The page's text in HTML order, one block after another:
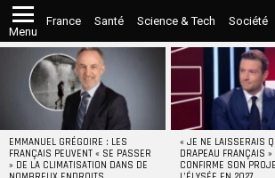
Menu
France Santé Science & Tech Société
STORIES
EMMANUEL GRÉGOIRE : LES
FRANÇAIS PEUVENT « SE PASSER
» DE LA CLIMATISATION DANS DE
« JE NE LAISSERAIS
DRAPEAU FRANÇAIS
CONFIRME SON